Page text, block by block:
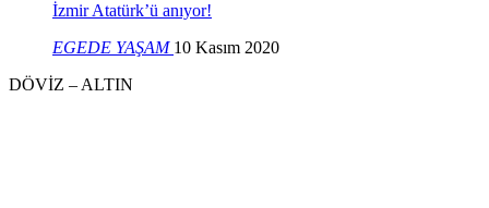
İzmir Atatürk’ü anıyor!
EGEDE YAŞAM 10 Kasım 2020
DÖVİZ – ALTIN